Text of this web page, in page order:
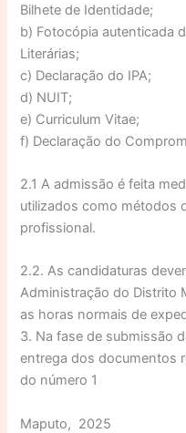
Bilhete de Identidade;
b) Fotocópia autenticada
Literárias;
c) Declaração do IPA;
d) NUIT;
e) Curriculum Vitae;
f) Declaração do
2.1 A admissão é feita
utilizados como métodos
profissional.
2.2. As candidaturas
Administração do Distrito
as horas normais de
3. Na fase de submissão
entrega dos documentos
do número 1
Maputo, 2025